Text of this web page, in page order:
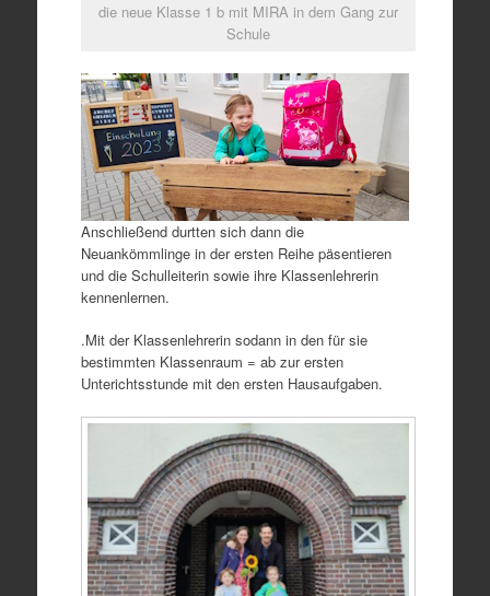
die neue Klasse 1 b mit MIRA in dem Gang zur
Schule
Anschließend durtten sich dann die
Neuankömmlinge in der ersten Reihe päsentieren
und die Schulleiterin sowie ihre Klassenlehrerin
kennenlernen.
.Mit der Klassenlehrerin sodann in den für sie
bestimmten Klassenraum = ab zur ersten
Unterichtsstunde mit den ersten Hausaufgaben.